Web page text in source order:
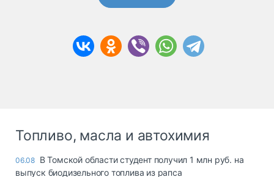
Топливо, масла и автохимия
06.08 В Томской области студент получил 1 млн руб. на
выпуск биодизельного топлива из рапса